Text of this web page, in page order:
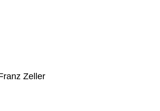
Zeller